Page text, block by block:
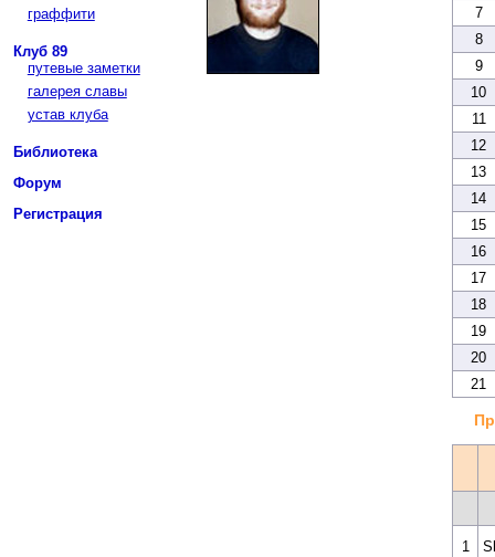
граффити
Клуб 89
путевые заметки
галерея славы
устав клуба
Библиотека
Форум
Регистрация
7
8
9
10
11
12
13
14
15
16
17
18
19
20
21
1